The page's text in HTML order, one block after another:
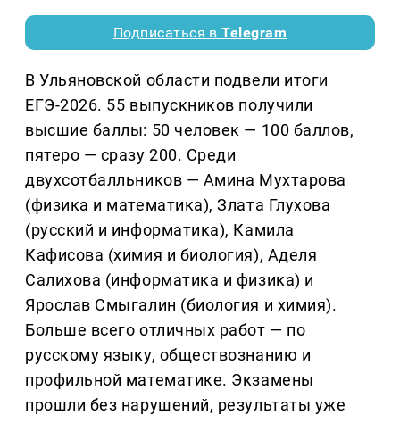
Подписаться вTelegram
В Ульяновской области подвели итоги
ЕГЭ-2026. 55 выпускников получили
высшие баллы: 50 человек — 100 баллов,
пятеро — сразу 200. Среди
двухсотбалльников — Амина Мухтарова
(физика и математика), Злата Глухова
(русский и информатика), Камила
Кафисова (химия и биология), Аделя
Салихова (информатика и физика) и
Ярослав Смыгалин (биология и химия).
Больше всего отличных работ — по
русскому языку, обществознанию и
профильной математике. Экзамены
прошли без нарушений, результаты уже